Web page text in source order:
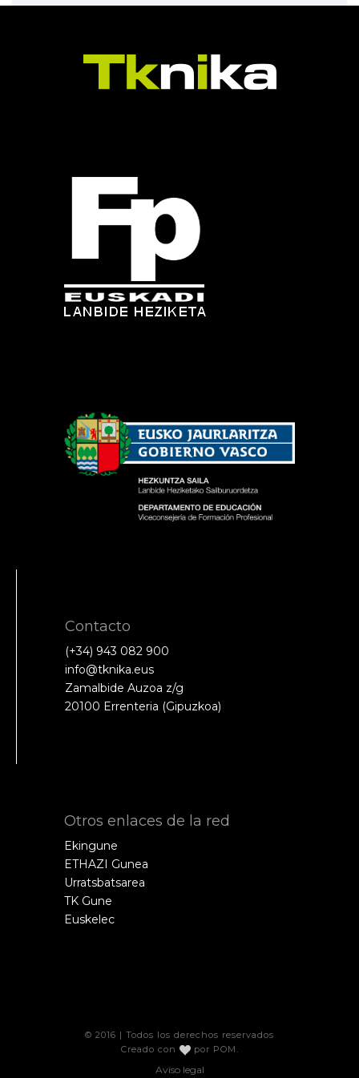
Contacto
(+34) 943 082 900
info@tknika.eus
Zamalbide Auzoa z/g
20100 Errenteria (Gipuzkoa)
Otros enlaces de la red
Ekingune
ETHAZI Gunea
Urratsbatsarea
TK Gune
Euskelec
© 2016 | Todos los derechos reservados
Creado con
por POM .
Aviso legal